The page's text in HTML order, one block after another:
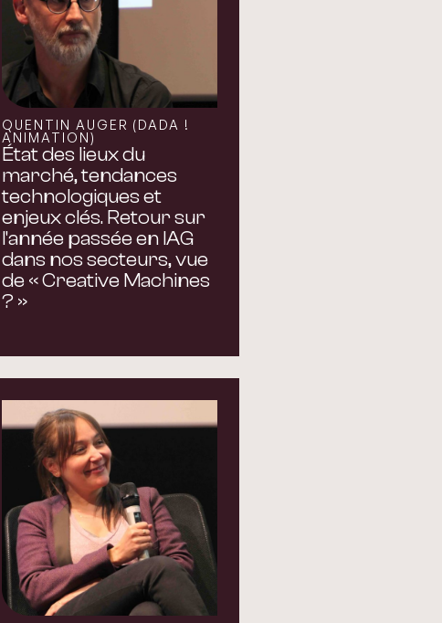
QUENTIN AUGER (DADA !
ANIMATION)
État des lieux du
marché, tendances
technologiques et
enjeux clés. Retour sur
l'année passée en IAG
dans nos secteurs, vue
de « Creative Machines
? »